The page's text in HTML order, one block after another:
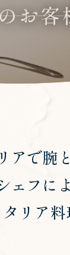
お客
アで腕
ェフに
リア料